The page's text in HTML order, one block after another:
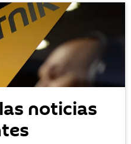
noticias